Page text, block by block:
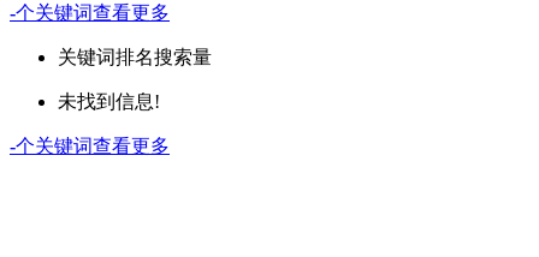
-个关键词查看更多
关键词排名搜索量
未找到信息!
-个关键词查看更多